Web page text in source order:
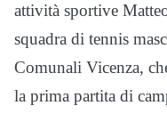
attività sportive
squadra di tennis
Comunali Vicenza,
la prima partita di